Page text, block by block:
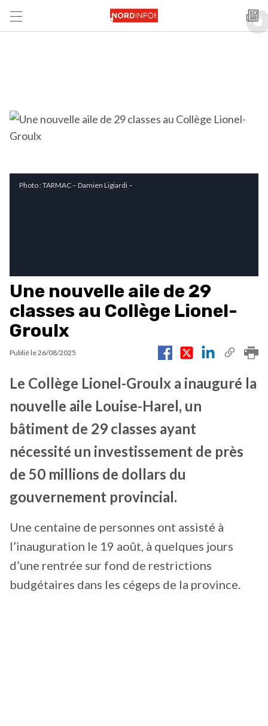
Photo : TARMAC – Damien Ligiardi –
Une nouvelle aile de 29
classes au Collège Lionel-
Groulx
Publié le26/08/2025
Le Collège Lionel-Groulx a inauguré la
nouvelle aile Louise-Harel, un
bâtiment de 29 classes ayant
nécessité un investissement de près
de 50 millions de dollars du
gouvernement provincial.
Une centaine de personnes ont assisté à
l’inauguration le 19 août, à quelques jours
d’une rentrée sur fond de restrictions
budgétaires dans les cégeps de la province.